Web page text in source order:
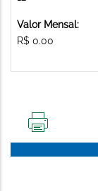
Valor Mensal:
R$ 0.00
PÁGINA